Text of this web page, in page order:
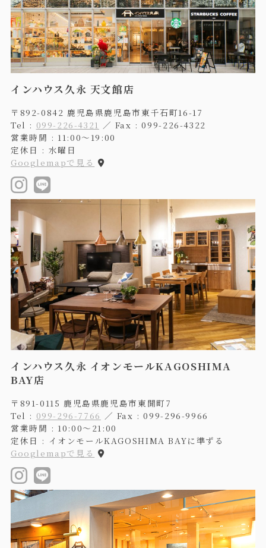
インハウス久永 天文館店
〒892-0842 鹿児島県鹿児島市東千石町16-17
Tel : 099-226-4321 ／ Fax : 099-226-4322
営業時間 : 11:00〜19:00
定休日 : 水曜日
Googlemapで見る
インハウス久永 イオンモールKAGOSHIMA
BAY店
〒891-0115 鹿児島県鹿児島市東開町7
Tel : 099-296-7766 ／ Fax : 099-296-9966
営業時間 : 10:00〜21:00
定休日 : イオンモールKAGOSHIMA BAYに準ずる
Googlemapで見る